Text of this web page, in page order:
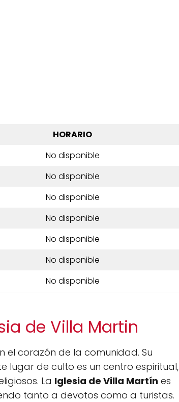
HORARIO
No disponible
No disponible
No disponible
No disponible
No disponible
No disponible
No disponible
de Villa Martin
el corazón de la comunidad. Su
lugar de culto es un centro espiritual,
La Iglesia de Villa Martín es
tanto a devotos como a turistas.